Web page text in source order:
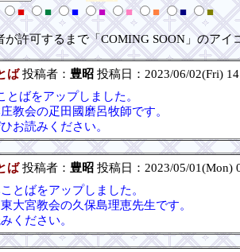
■ ■ ■ ■ ■ ■ ■ ■
が許可するまで「COMING SOON」のアイ
ば投稿者： 豊昭投稿日：2023/06/02(Fri)
とばをアップしました。
教会の疋田國磨呂牧師です。
お読みください。
ば投稿者： 豊昭投稿日：2023/05/01(Mon)
とばをアップしました。
大宮教会の久保島理恵先生です。
ください。